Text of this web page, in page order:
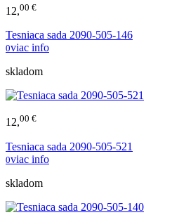
12,00 €
Tesniaca sada 2090-505-146
0viac info
skladom
12,00 €
Tesniaca sada 2090-505-521
0viac info
skladom